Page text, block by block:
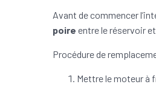
Avant de commencer
poire entre le réservoir
Procédure de
Mettre le moteur à